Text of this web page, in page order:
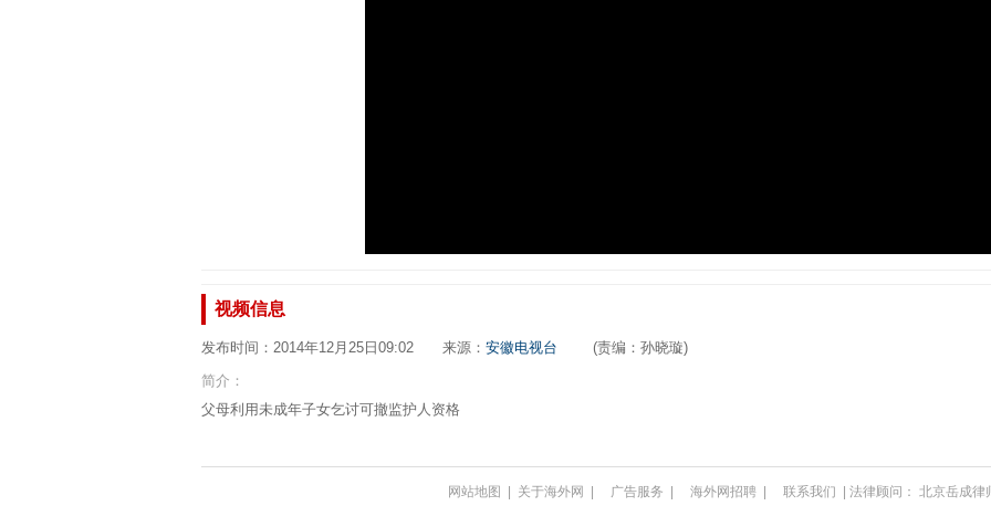
视频信息
发布时间：2014年12月25日09:02 来源： 安徽电视台 (责编：孙晓璇)
简介：
父母利用未成年子女乞讨可撤监护人资格
网站地图 | 关于海外网 | 广告服务 | 海外网招聘 | 联系我们 | 法律顾问： 北京岳成律